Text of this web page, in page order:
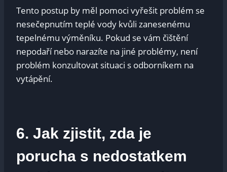
Tento postup by měl pomoci vyřešit problém se
nesečepnutím teplé vody kvůli zanesenému
tepelnému výměníku. Pokud se vám čištění
nepodaří nebo narazíte na jiné problémy, není
problém konzultovat situaci s odborníkem na
vytápění.
6. Jak zjistit, zda je
porucha s nedostatkem